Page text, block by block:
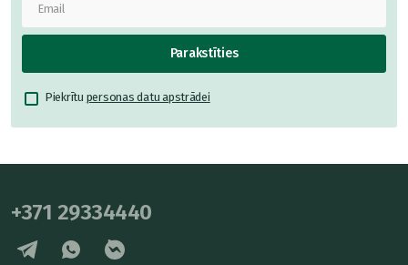
Parakstīties
Piekrītu personas datu apstrādei
+371 29334440